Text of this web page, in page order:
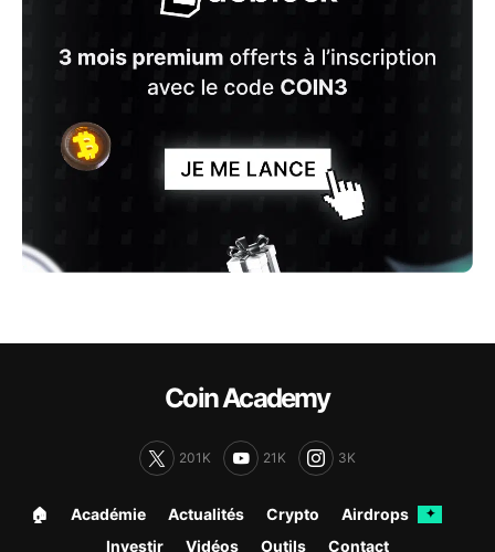
Coin Academy
201K 21K 3K
🏠︎ Académie Actualités Crypto Airdrops ✦
Investir Vidéos Outils Contact